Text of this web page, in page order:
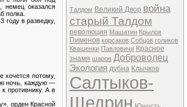
немец оказался
полка.
в разведку,
хочется потому,
ночь, каждую —
противнику. А в
орден Красной
Талдом Великий Двор война
старый Талдом
революция Машатин Крылов
Пименов корсаков Собцов голиков
Квашенки Павловичи Красное
знамя шаров Доброволец
Экология дубна Клычков
Салтыков-
Щедрин